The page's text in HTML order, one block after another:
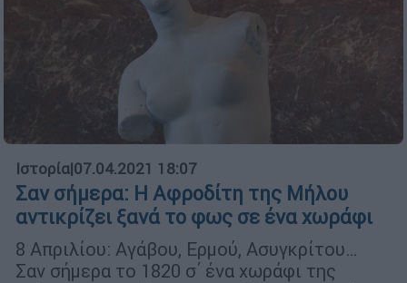
Ιστορία|07.04.2021 18:07
Σαν σήμερα: Η Αφροδίτη της Μήλου
αντικρίζει ξανά το φως σε ένα χωράφι
8 Απριλίου: Αγάβου, Ερμού, Ασυγκρίτου…
Σαν σήμερα το 1820 σ΄ ένα χωράφι της